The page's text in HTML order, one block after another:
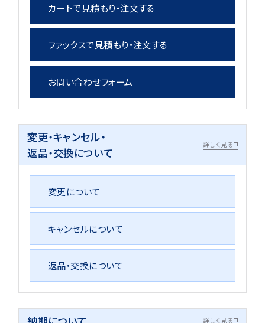
カートで見積もり・注文する
ファックスで見積もり・注文する
お問い合わせフォーム
変更・キャンセル・
返品・交換について
詳しく見る
変更について
キャンセルについて
返品・交換について
詳しく見る